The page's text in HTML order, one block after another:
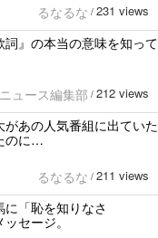
るなるな / 231 views
』の本当の意味を知って
ュース編集部 / 212 views
あの人気番組に出ていた
のに…
るなるな / 211 views
「恥を知りなさ
セージ。